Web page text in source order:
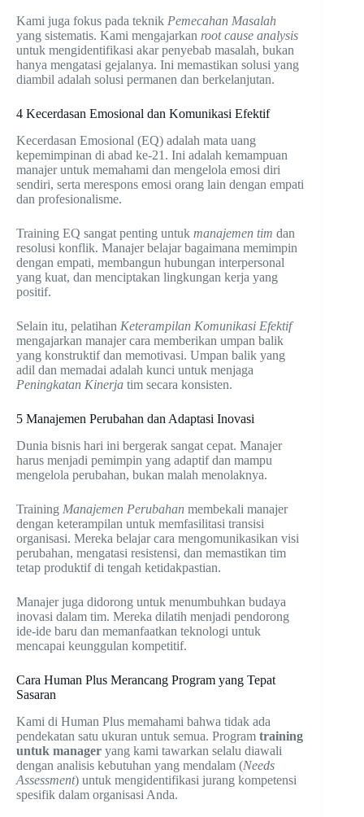
Kami juga fokus pada teknik Pemecahan Masalah
yang sistematis. Kami mengajarkan root cause analysis
untuk mengidentifikasi akar penyebab masalah, bukan
hanya mengatasi gejalanya. Ini memastikan solusi yang
diambil adalah solusi permanen dan berkelanjutan.
4 Kecerdasan Emosional dan Komunikasi Efektif
Kecerdasan Emosional (EQ) adalah mata uang
kepemimpinan di abad ke-21. Ini adalah kemampuan
manajer untuk memahami dan mengelola emosi diri
sendiri, serta merespons emosi orang lain dengan empati
dan profesionalisme.
Training EQ sangat penting untuk manajemen tim dan
resolusi konflik. Manajer belajar bagaimana memimpin
dengan empati, membangun hubungan interpersonal
yang kuat, dan menciptakan lingkungan kerja yang
positif.
Selain itu, pelatihan Keterampilan Komunikasi Efektif
mengajarkan manajer cara memberikan umpan balik
yang konstruktif dan memotivasi. Umpan balik yang
adil dan memadai adalah kunci untuk menjaga
Peningkatan Kinerja tim secara konsisten.
5 Manajemen Perubahan dan Adaptasi Inovasi
Dunia bisnis hari ini bergerak sangat cepat. Manajer
harus menjadi pemimpin yang adaptif dan mampu
mengelola perubahan, bukan malah menolaknya.
Training Manajemen Perubahan membekali manajer
dengan keterampilan untuk memfasilitasi transisi
organisasi. Mereka belajar cara mengomunikasikan visi
perubahan, mengatasi resistensi, dan memastikan tim
tetap produktif di tengah ketidakpastian.
Manajer juga didorong untuk menumbuhkan budaya
inovasi dalam tim. Mereka dilatih menjadi pendorong
ide-ide baru dan memanfaatkan teknologi untuk
mencapai keunggulan kompetitif.
Cara Human Plus Merancang Program yang Tepat
Sasaran
Kami di Human Plus memahami bahwa tidak ada
pendekatan satu ukuran untuk semua. Program training
untuk manager yang kami tawarkan selalu diawali
dengan analisis kebutuhan yang mendalam (Needs
Assessment) untuk mengidentifikasi jurang kompetensi
spesifik dalam organisasi Anda.